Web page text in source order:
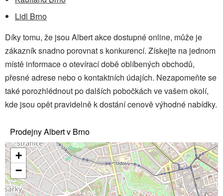
Lidl Brno
Díky tomu, že jsou Albert akce dostupné online, může je
zákazník snadno porovnat s konkurencí. Získejte na jednom
místě informace o otevírací době oblíbených obchodů,
přesné adrese nebo o kontaktních údajích. Nezapomeňte se
také porozhlédnout po dalších pobočkách ve vašem okolí,
kde jsou opět pravidelně k dostání cenově výhodné nabídky.
Prodejny Albert v Brno
+
−